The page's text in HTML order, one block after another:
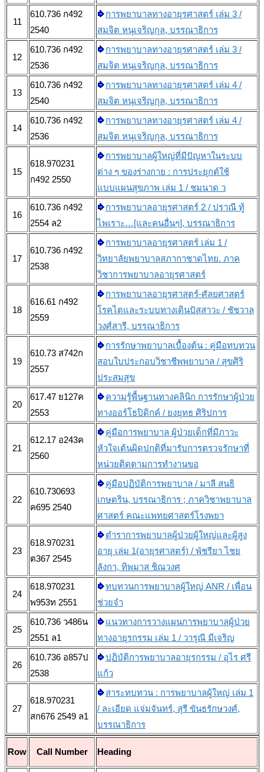
11
610.736 ก492
2540
การพยาบาลทางอายุรศาสตร์ เล่ม 3 /
สมจิต หนุเจริญกุล, บรรณาธิการ
12
610.736 ก492
2536
การพยาบาลทางอายุรศาสตร์ เล่ม 3 /
สมจิต หนุเจริญกุล, บรรณาธิการ
13
610.736 ก492
2540
การพยาบาลทางอายุรศาสตร์ เล่ม 4 /
สมจิต หนุเจริญกุล, บรรณาธิการ
14
610.736 ก492
2536
การพยาบาลทางอายุรศาสตร์ เล่ม 4 /
สมจิต หนุเจริญกุล, บรรณาธิการ
15
618.970231
ก492 2550
การพยาบาลผู้ใหญ่ที่มีปัญหาในระบบ
ต่าง ๆ ของร่างกาย : การประยุกต์ใช้
แบบแผนสุขภาพ เล่ม 1 / ชมนาด ว
16
610.736 ก492
2554 ล2
การพยาบาลอายุรศาสตร์ 2 / ปราณี ทู้
ไพเราะ…[และคนอื่นๆ], บรรณาธิการ
17
610.736 ก492
2538
การพยาบาลอายุรศาสตร์ เล่ม 1 /
วิทยาลัยพยาบาลสภากาชาดไทย. ภาค
วิชาการพยาบาลอายุรศาสตร์
18
616.61 ก492
2559
การพยาบาลอายุรศาสตร์-ศัลยศาสตร์
โรคไตและระบบทางเดินปัสสาวะ / ชัชวาล
วงศ์สารี, บรรณาธิการ
19
610.73 ส742ก
2557
การรักษาพยาบาลเบื้องต้น : คู่มือทบทวน
สอบใบประกอบวิชาชีพพยาบาล / สุขศิริ
ประสมสุข
20
617.47 ย127ค
2553
ความรู้พื้นฐานทางคลินิก การรักษาผู้ป่วย
ทางออร์โธปิดิกค์ / ยงยุทธ ศิริปการ
21
612.17 อ243ค
2560
คู่มือการพยาบาล ผู้ป่วยเด็กที่มีภาวะ
หัวใจเต้นผิดปกติที่มารับการตรวจรักษาที่
หน่วยติดตามการทำงานขอ
22
610.730693
ค695 2540
คู่มือปฏิบัติการพยาบาล / มาลี สนธิ
เกษตริน, บรรณาธิการ ; ภาควิชาพยาบาล
ศาสตร์ คณะแพทยศาสตร์โรงพยา
23
618.970231
ต367 2545
ตำราการพยาบาลผู้ป่วยผู้ใหญ่และผู้สูง
อายุ เล่ม 1(อายุรศาสตร์) / พัชรียา ไชย
ลังกา, ทิพมาส ชิณวงศ
24
618.970231
พ953ท 2551
ทบทวนการพยาบาลผู้ใหญ่ ANR / เพื่อน
ช่วยจำ
25
610.736 ว486น
2551 ล1
แนวทางการวางแผนการพยาบาลผู้ป่วย
ทางอายุรกรรม เล่ม 1 / วารุณี มีเจริญ
26
610.736 อ857ป
2538
ปฏิบัติการพยาบาลอายุรกรรม / อุไร ศรี
แก้ว
27
618.970231
สก676 2549 ล1
สาระทบทวน : การพยาบาลผู้ใหญ่ เล่ม 1
/ ละเอียด แจ่มจันทร์, สุรี ขันธรักษวงศ์,
บรรณาธิการ
Row Call Number Heading